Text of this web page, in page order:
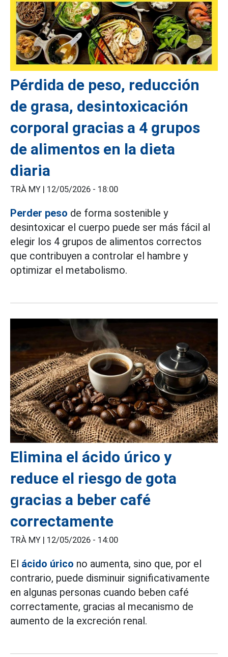
Pérdida de peso, reducción
de grasa, desintoxicación
corporal gracias a 4 grupos
de alimentos en la dieta
diaria
TRÀ MY | 12/05/2026 - 18:00
Perder peso de forma sostenible y
desintoxicar el cuerpo puede ser más fácil al
elegir los 4 grupos de alimentos correctos
que contribuyen a controlar el hambre y
optimizar el metabolismo.
Elimina el ácido úrico y
reduce el riesgo de gota
gracias a beber café
correctamente
TRÀ MY | 12/05/2026 - 14:00
El ácido úrico no aumenta, sino que, por el
contrario, puede disminuir significativamente
en algunas personas cuando beben café
correctamente, gracias al mecanismo de
aumento de la excreción renal.